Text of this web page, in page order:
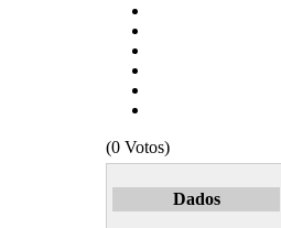
(0 Votos)
Dados